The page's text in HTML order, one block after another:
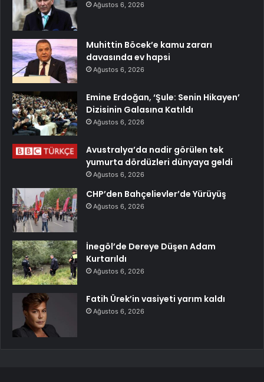
Ağustos 6, 2026
Muhittin Böcek’e kamu zararı
davasında ev hapsi
Ağustos 6, 2026
Emine Erdoğan, ‘Şule: Senin Hikayen’
Dizisinin Galasına Katıldı
Ağustos 6, 2026
Avustralya’da nadir görülen tek
yumurta dördüzleri dünyaya geldi
Ağustos 6, 2026
CHP’den Bahçelievler’de Yürüyüş
Ağustos 6, 2026
İnegöl’de Dereye Düşen Adam
Kurtarıldı
Ağustos 6, 2026
Fatih Ürek’in vasiyeti yarım kaldı
Ağustos 6, 2026